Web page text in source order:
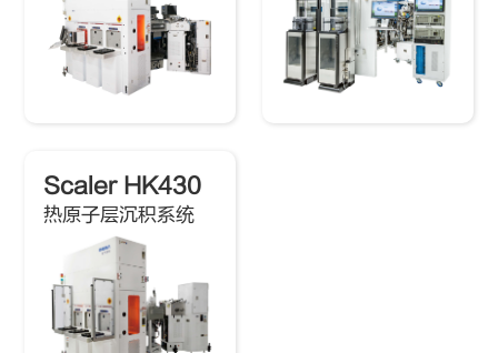
Scaler HK430
热原子层沉积系统